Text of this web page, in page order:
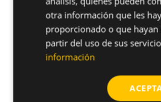
865TA30 10
¿Tienes alguna
otra información que les
proporcionado o que hayan
partir del uso de sus
información